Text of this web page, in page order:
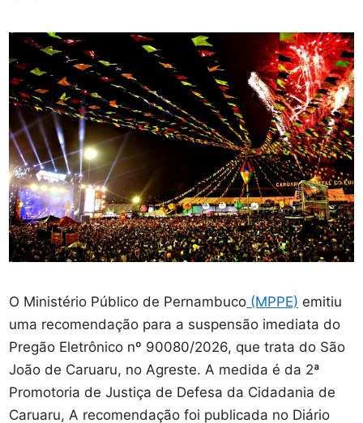
O Ministério Público de Pernambuco (MPPE) emitiu
uma recomendação para a suspensão imediata do
Pregão Eletrônico nº 90080/2026, que trata do São
João de Caruaru, no Agreste. A medida é da 2ª
Promotoria de Justiça de Defesa da Cidadania de
Caruaru, A recomendação foi publicada no Diário